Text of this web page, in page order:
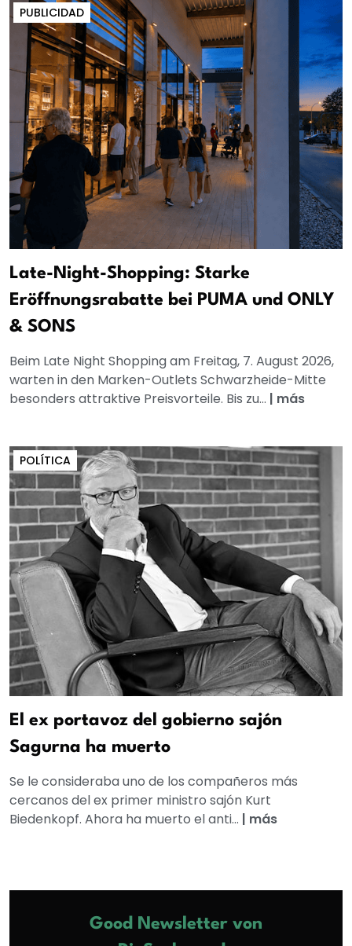
PUBLICIDAD
Late-Night-Shopping: Starke
Eröffnungsrabatte bei PUMA und ONLY
& SONS
Beim Late Night Shopping am Freitag, 7. August 2026,
warten in den Marken-Outlets Schwarzheide-Mitte
besonders attraktive Preisvorteile. Bis zu... | más
POLÍTICA
El ex portavoz del gobierno sajón
Sagurna ha muerto
Se le consideraba uno de los compañeros más
cercanos del ex primer ministro sajón Kurt
Biedenkopf. Ahora ha muerto el anti... | más
Good Newsletter von